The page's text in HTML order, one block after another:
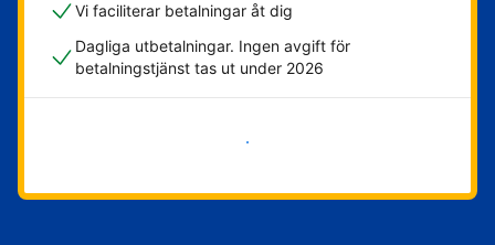
Vi faciliterar betalningar åt dig
Dagliga utbetalningar. Ingen avgift för
betalningstjänst tas ut under 2026
Kom igång nu